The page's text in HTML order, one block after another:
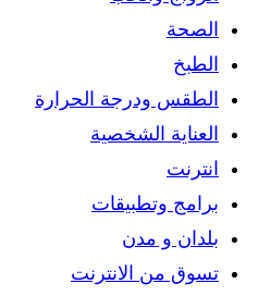
الصحة
الطبخ
الطقس ودرجة الحرارة
العناية الشخصية
انترنت
برامج وتطبيقات
بلدان و مدن
تسوق من الانترنت